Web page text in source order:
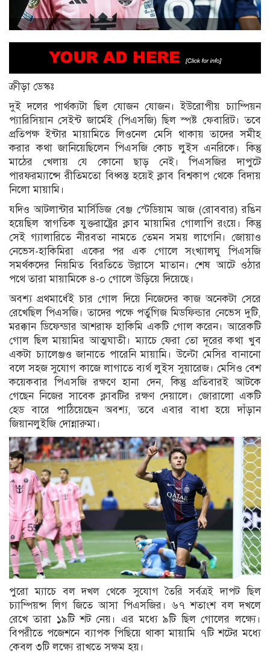
ক্রীড়া ডেস্কঃ
দুই দলের পার্থক্যটা ছিল যোজন যোজন। ইউরোপীয় চ্যাম্পিয়ন
প্যারিসিয়ান সেইন্ট জার্মেই (পিএসজি) ছিল স্পষ্ট ফেবারিট। তবে
প্রতিপক্ষ ইন্টার মায়ামিতে লিওনেল মেসি থাকায় তাদের সমীহ
করার কথা জানিয়েছিলেন পিএসজি কোচ লুইস এনরিকে। কিন্তু
মাঠের খেলায় যে কোনো ছাড় নেই। পিএসজির দাপুটে
পারফরম্যান্সে রীতিমতো বিধ্বস্ত হয়েই ক্লাব বিশ্বকাপ থেকে বিদায়
নিলো মায়ামি।
যদিও আটলান্টার মার্সিডিজ বেঞ্জ স্টেডিয়াম আজ (রোববার) রঙিন
হয়েছিল স্বাগতিক যুক্তরাষ্ট্রের ক্লাব মায়ামির গোলাপি রংয়ে। কিন্তু
সেই গ্যালারিতে নীরবতা নামতে তেমন সময় লাগেনি। জোয়াও
নেভেস-হাকিমিরা একের পর এক গোলে সংখ্যালঘু পিএসজি
সমর্থকদের নিয়মিত বিরতিতে উল্লাসে মাতান। শেষ আটে ওঠার
পথে তারা মায়ামিকে ৪-০ গোলে উড়িয়ে দিয়েছে।
অবশ্য প্রথমার্ধেই চার গোল দিয়ে নিজেদের কাজ অনেকটা সেরে
রেখেছিল পিএসজি। তাদের পক্ষে পর্তুগিজ মিডফিল্ডার নেভেস দুটি,
মরক্কান ডিফেন্ডার আশরাফ হাকিমি একটি গোল করেন। আরেকটি
গোল ছিল মায়ামির আত্মঘাতী। ম্যাচে ফেরা তো দূরের কথা খুব
একটা চ্যালেঞ্জও জানাতে পারেনি মায়ামি। উল্টো মেসির বানানো
বলে সহজ সুযোগ কাজে লাগাতে ব্যর্থ লুইস সুয়ারেজ। মেসিও বেশ
কয়েকবার পিএসজি রক্ষণে হানা দেন, কিন্তু প্রতিবারই আটকে
গেছেন নিজের সাবেক ক্লাবটির রক্ষণ দেয়ালে। জোরালো একটি
হেড বারে পাঠিয়েছেন অবশ্য, তবে এবার বাধা হয়ে দাঁড়ান
জিয়ানলুইজি দোন্নারুমা।
পুরো ম্যাচে বল দখল থেকে সুযোগ তৈরি সর্বত্রই দাপট ছিল
চ্যাম্পিয়ন্স লিগ জিতে আসা পিএসজির। ৬৭ শতাংশ বল দখলে
রেখে তারা ১৯টি শট নেয়। এর মধ্যে ৯টি ছিল গোলের লক্ষ্যে।
বিপরীতে পজেশনে ব্যাপক পিছিয়ে থাকা মায়ামি ৭টি শটের মধ্যে
কেবল ৩টি লক্ষ্যে রাখতে সক্ষম হয়।